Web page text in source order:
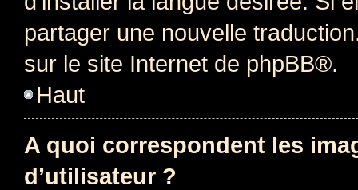
partager une nouvelle
sur le site Internet de phpBB®.
Haut
A quoi correspondent les
d’utilisateur ?